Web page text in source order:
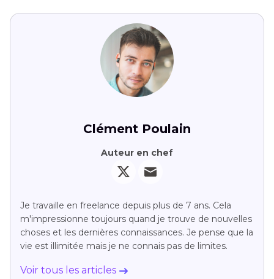
Clément Poulain
Auteur en chef
Je travaille en freelance depuis plus de 7 ans. Cela
m'impressionne toujours quand je trouve de nouvelles
choses et les dernières connaissances. Je pense que la
vie est illimitée mais je ne connais pas de limites.
Voir tous les articles